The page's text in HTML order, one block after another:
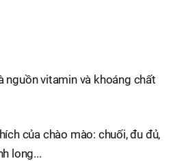
nguồn vitamin và khoáng chất
của chào mào: chuối, đu đủ,
long...